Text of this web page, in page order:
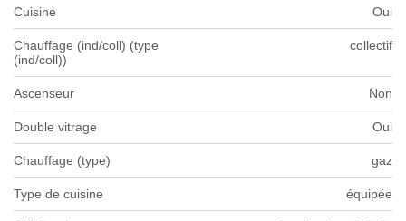
Cuisine Oui
Chauffage (ind/coll) (type
(ind/coll))
collectif
Ascenseur Non
Double vitrage Oui
Chauffage (type) gaz
Type de cuisine équipée